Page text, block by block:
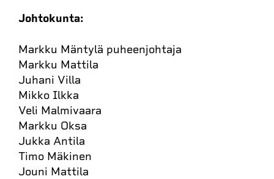
Johtokunta:
Markku Mäntylä puheenjohtaja
Markku Mattila
Juhani Villa
Mikko Ilkka
Veli Malmivaara
Markku Oksa
Jukka Antila
Timo Mäkinen
Jouni Mattila